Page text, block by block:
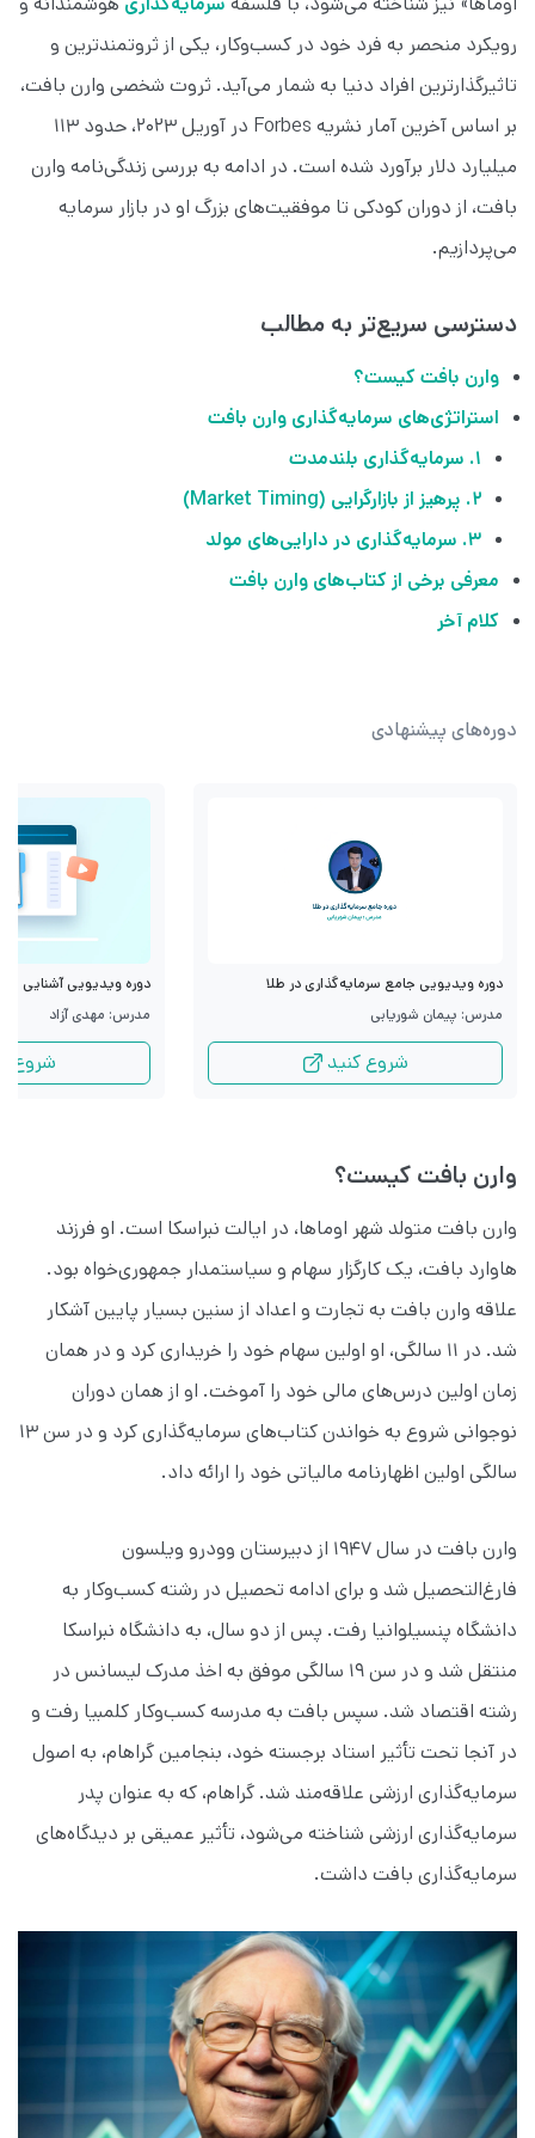
رویکرد منحصر به فرد خود در کسب‌وکار، یکی از ثروتمندترین و
تاثیرگذارترین افراد دنیا به شمار می‌آید. ثروت شخصی وارن بافت،
بر اساس آخرین آمار نشریه Forbes در آوریل ۲۰۲۳، حدود ۱۱۳
میلیارد دلار برآورد شده است. در ادامه به بررسی زندگی‌نامه وارن
بافت، از دوران کودکی تا موفقیت‌های بزرگ او در بازار سرمایه
می‌پردازیم.
دسترسی سریع‌تر به مطالب
وارن بافت کیست؟
استراتژی‌های سرمایه‌گذاری وارن بافت
۱. سرمایه‌گذاری بلندمدت
۲. پرهیز از بازارگرایی (Market Timing)
۳. سرمایه‌گذاری در دارایی‌های مولد
معرفی برخی از کتاب‌های وارن بافت
کلام آخر
دوره‌های پیشنهادی
دوره ویدیویی جامع سرمایه‌گذاری در طلا
مدرس: پیمان شوریابی
شروع کنید
دوره ویدیویی آشنایی با
مدرس: مهدی آزاد
شروع
وارن بافت کیست؟
وارن بافت متولد شهر اوماها، در ایالت نبراسکا است. او فرزند
هاوارد بافت، یک کارگزار سهام و سیاستمدار جمهوری‌خواه بود.
علاقه وارن بافت به تجارت و اعداد از سنین بسیار پایین آشکار
شد. در ۱۱ سالگی، او اولین سهام خود را خریداری کرد و در همان
زمان اولین درس‌های مالی خود را آموخت. او از همان دوران
نوجوانی شروع به خواندن کتاب‌های سرمایه‌گذاری کرد و در سن ۱۳
سالگی اولین اظهارنامه مالیاتی خود را ارائه داد.
وارن بافت در سال ۱۹۴۷ از دبیرستان وودرو ویلسون
فارغ‌التحصیل شد و برای ادامه تحصیل در رشته کسب‌وکار به
دانشگاه پنسیلوانیا رفت. پس از دو سال، به دانشگاه نبراسکا
منتقل شد و در سن ۱۹ سالگی موفق به اخذ مدرک لیسانس در
رشته اقتصاد شد. سپس بافت به مدرسه کسب‌وکار کلمبیا رفت و
در آنجا تحت تأثیر استاد برجسته خود، بنجامین گراهام، به اصول
سرمایه‌گذاری ارزشی علاقه‌مند شد. گراهام، که به عنوان پدر
سرمایه‌گذاری ارزشی شناخته می‌شود، تأثیر عمیقی بر دیدگاه‌های
سرمایه‌گذاری بافت داشت.